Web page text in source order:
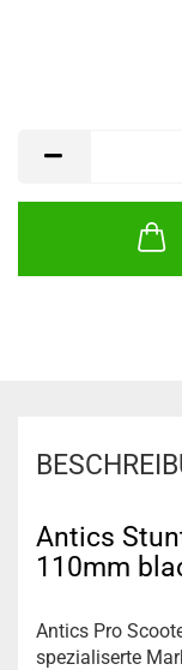
Antics
110mm
Antics Pro
spezialiserte